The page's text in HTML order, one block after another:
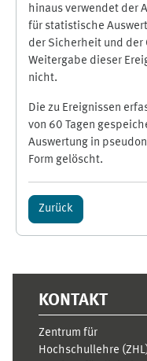
hinaus verwendet der
für statistische
der Sicherheit und der
Weitergabe dieser
nicht.
Die zu Ereignissen
von 60 Tagen
Auswertung in
Form gelöscht.
Zurück
KONTAKT
Zentrum für
Hochschullehre